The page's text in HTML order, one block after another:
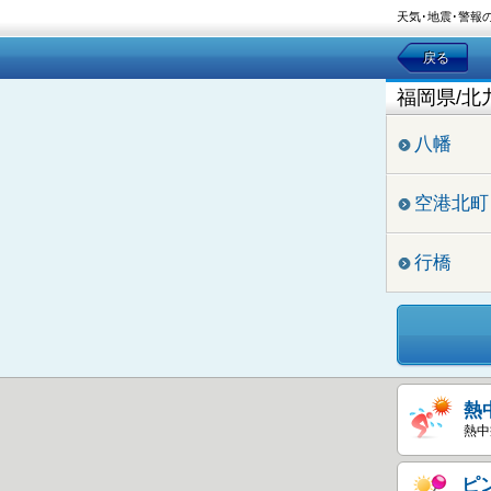
天気･地震･警報
戻る
福岡県/北
八幡
空港北町
行橋
熱
熱
ピ